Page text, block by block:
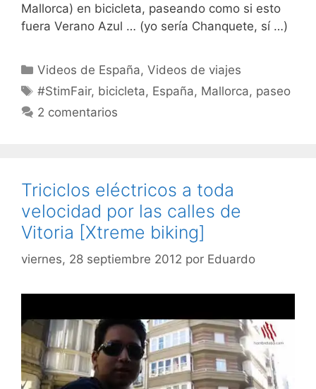
Mallorca) en bicicleta, paseando como si esto
fuera Verano Azul … (yo sería Chanquete, sí …)
Categorías
Videos de España,Videos de viajes
Etiquetas
#StimFair, bicicleta, España, Mallorca, paseo
2 comentarios
Triciclos eléctricos a toda
velocidad por las calles de
Vitoria [Xtreme biking]
viernes, 28 septiembre 2012 por Eduardo